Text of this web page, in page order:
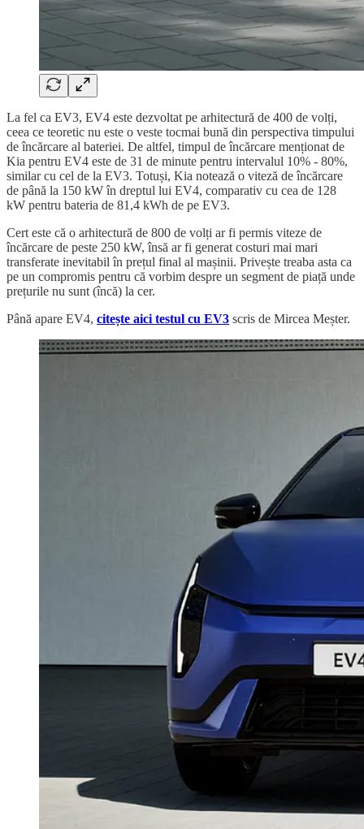
La fel ca EV3, EV4 este dezvoltat pe arhitectură de 400 de volți,
ceea ce teoretic nu este o veste tocmai bună din perspectiva timpului
de încărcare al bateriei. De altfel, timpul de încărcare menționat de
Kia pentru EV4 este de 31 de minute pentru intervalul 10% - 80%,
similar cu cel de la EV3. Totuși, Kia notează o viteză de încărcare
de până la 150 kW în dreptul lui EV4, comparativ cu cea de 128
kW pentru bateria de 81,4 kWh de pe EV3.
Cert este că o arhitectură de 800 de volți ar fi permis viteze de
încărcare de peste 250 kW, însă ar fi generat costuri mai mari
transferate inevitabil în prețul final al mașinii. Privește treaba asta ca
pe un compromis pentru că vorbim despre un segment de piață unde
prețurile nu sunt (încă) la cer.
Până apare EV4, citește aici testul cu EV3 scris de Mircea Meșter.